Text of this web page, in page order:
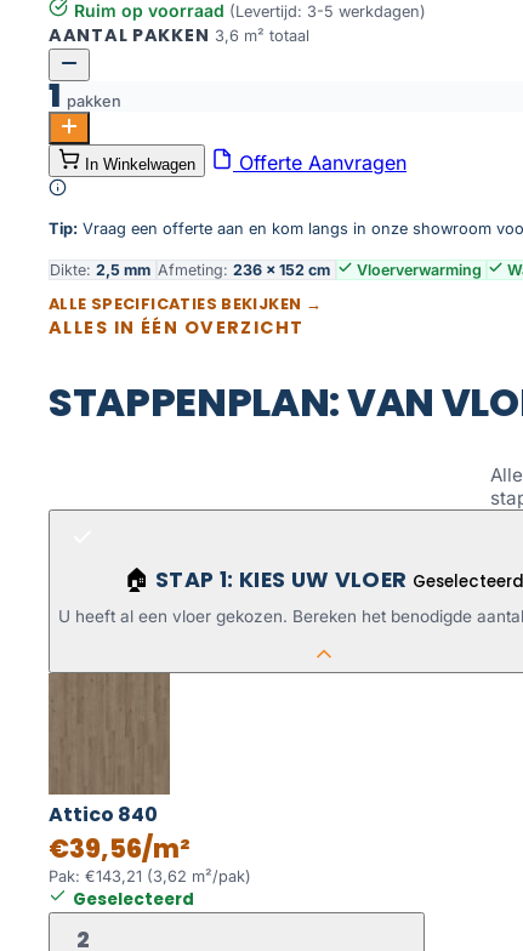
Ruim op voorraad (Levertijd: 3-5 werkdagen)
AANTAL PAKKEN 3,6 m² totaal
1 pakken
Attico 840 aantal
Toevoegen aan winkelwagen
In Winkelwagen Offerte Aanvragen
Tip: Vraag een offerte aan en kom langs in onze showroom
Dikte: 2,5 mm Afmeting: 236 × 152 cm Vloerverwarming
ALLE SPECIFICATIES BEKIJKEN →
ALLES IN ÉÉN OVERZICHT
STAPPENPLAN: VAN
🏠 STAP 1: KIES UW VLOER Geselecteerd
U heeft al een vloer gekozen. Bereken het benodigde
Attico 840
€39,56/m²
Pak: €143,21 (3,62 m²/pak)
Geselecteerd
2